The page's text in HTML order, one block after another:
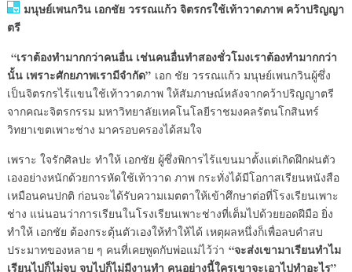
มนุษย์เพนกวิน เอกชัย วรรณแก้ว จิตรกรใช้เท้าวาดภาพ คว้าปริญญา
ตรี
“เราต้องทำมากกว่าคนอื่น เช่นคนอื่นทำสองชั่วโมงเราต้องทำมากกว่า
นั้น เพราะศักยภาพเรามีจำกัด”เอก ชัย วรรณแก้ว มนุษย์เพนกวินผู้ซึ่ง
เป็นจิตรกรไร้แขนใช้เท้าวาดภาพ ให้สัมภาษณ์หลังจากคว้าปริญญาตรี
จากคณะจิตรกรรม มหาวิทยาลัยเทคโนโลยีราชมงคลรัตนโกสินทร์
วิทยาเขตเพาะช่าง มาครอบครองได้สมใจ
เพราะ ใจรักศิลปะ ทำให้ เอกชัย ผู้ซึ่งพิการไร้แขนมาตั้งแต่เกิดฝึกฝนตัว
เองอย่างหนักด้วยการหัดใช้เท้าวาด ภาพ กระทั่งได้มีโอกาสเรียนหนังสือ
เหมือนคนปกติ ก่อนจะได้รับความเมตตาให้เข้าศึกษาต่อที่โรงเรียนเพาะ
ช่าง แน่นอนว่าการเรียนในโรงเรียนเพาะช่างที่เต็มไปด้วยยอดฝีมือ ยิ่ง
ทำให้ เอกชัย ต้องกระตุ้นตัวเองให้ทำให้ได้ เหตุผลหนึ่งก็เพื่อลบคำสบ
ประมาทของหลาย ๆ คนที่เคยพูดกับพ่อแม่ไว้ว่า “จะส่งเขามาเรียนทำไม
เรียนไปก็ไม่จบ จบไปก็ไม่มีงานทำ คนอย่างนี้ใครเขาจะเอาไปทำอะไร”